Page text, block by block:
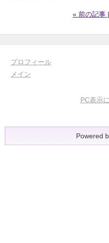
« 前の記事
プロフィール
メイン
PC表示
Powered